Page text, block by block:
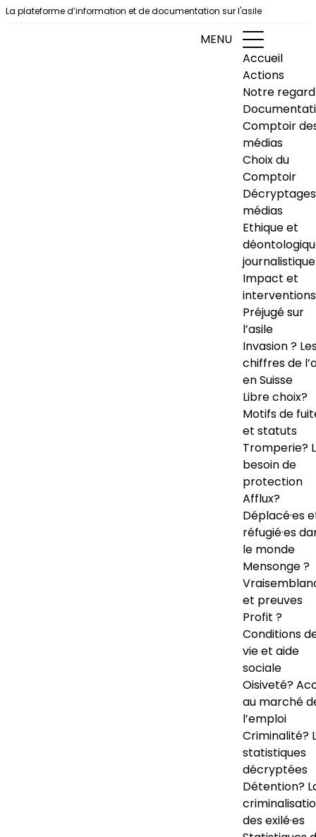
Aller au contenu
La plateforme d’information et de documentation sur l'asile
MENU
Accueil
Actions
Notre regard
Comptoir
médias
Choix du
Comptoir
Décryptages
médias
Ethique et
journalistique
Impact et
interventions
Préjugé sur
l’asile
Invasion ?
chiffres de
en Suisse
Libre choix?
Motifs de
et statuts
Tromperie?
besoin de
protection
Afflux?
Déplacé·es
réfugié·es
le monde
Mensonge ?
et preuves
Profit ?
Conditions
vie et aide
sociale
Oisiveté?
au marché
l’emploi
Criminalité?
statistiques
décryptées
Détention?
des exilé·es